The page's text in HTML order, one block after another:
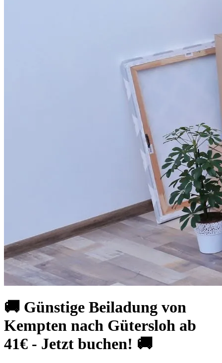
🚚 Günstige Beiladung von
Kempten nach Gütersloh ab
41€ - Jetzt buchen! 🚚